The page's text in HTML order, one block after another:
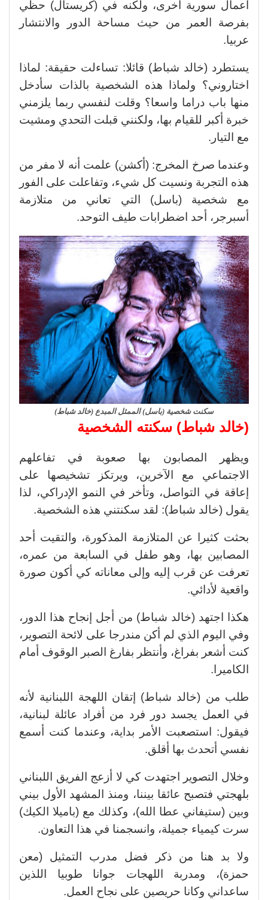
أعمال سورية أخرى، ولكنه في (كريستال) حظي
بفرصة العمر من حيث مساحة الدور والانتشار
عربيا.
يستطرد (خالد شباط) قائلا: تساءلت حقيقة: لماذا
اختاروني؟ ولماذا هذه الشخصية بالذات سأدخل
منها باب دراما واسعا؟ وقلت لنفسي ربما يلزمني
خبرة أكبر للقيام بها، ولكنني قبلت التحدي ومشيت
مع التيار.
وعندما صرخ المخرج: (أكشن) علمت أنه لا مفر من
هذه التجربة ونسيت كل شيء، وتفاعلت على الفور
مع شخصية (باسل) التي تعاني من متلازمة
أسبرجر، أحد اضطرابات طيف التوحد.
سكنت شخصية (باسل) الممثل المبدع (خالد شباط)
(خالد شباط) سكنته الشخصية
ويظهر المصابون بها صعوبة في تفاعلهم
الاجتماعي مع الآخرين، ويرتكز تشخيصها على
إعاقة في التواصل، وتأخر في النمو الإدراكي، لذا
يقول (خالد شباط): لقد سكنتني هذه الشخصية.
بحثت كثيرا عن المتلازمة المذكورة، والتقيت أحد
المصابين بها، وهو طفل في السابعة من عمره،
تعرفت عن قرب إليه وإلى معاناته كي أكون صورة
واقعية لأدائي.
هكذا اجتهد (خالد شباط) من أجل إنجاح هذا الدور،
وفي اليوم الذي لم أكن مندرجا على لائحة التصوير،
كنت أشعر بفراغ، وأنتظر بفارغ الصبر الوقوف أمام
الكاميرا.
طلب من (خالد شباط) إتقان اللهجة اللبنانية لأنه
في العمل يجسد دور فرد من أفراد عائلة لبنانية،
فيقول: استصعبت الأمر بداية، وعندما كنت أسمع
نفسي أتحدث بها أقلق.
وخلال التصوير اجتهدت كي لا أزعج الفريق اللبناني
بلهجتي فتصبح عائقا بيننا، ومنذ المشهد الأول بيني
وبين (ستيفاني عطا الله)، وكذلك مع (باميلا الكيك)
سرت كيمياء جميلة، وانسجمنا في هذا التعاون.
ولا بد هنا من ذكر فضل مدرب التمثيل (معن
حمزة)، ومدربة اللهجات جوانا طوبيا اللذين
ساعداني وكانا حريصين على نجاح العمل.